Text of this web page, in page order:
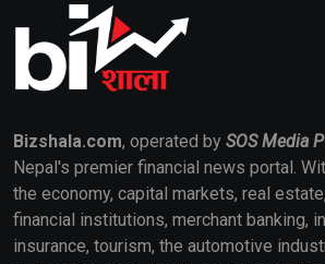
Bizshala.com, operated by SOS Media
Nepal's premier financial news portal.
the economy, capital markets, real
financial institutions, merchant banking,
insurance, tourism, the automotive